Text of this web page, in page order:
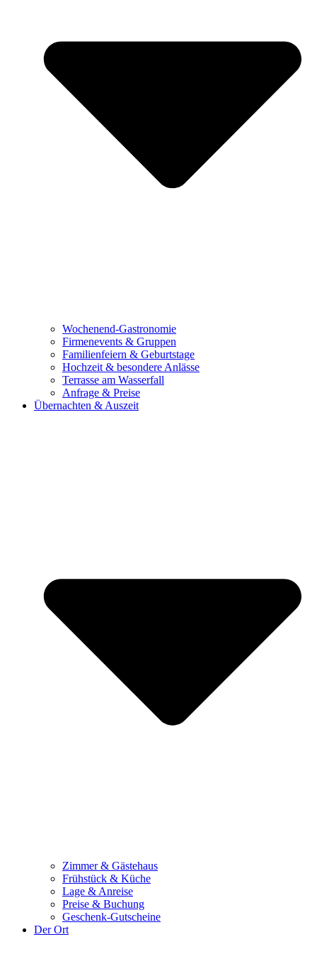
Wochenend-Gastronomie
Firmenevents & Gruppen
Familienfeiern & Geburtstage
Hochzeit & besondere Anlässe
Terrasse am Wasserfall
Anfrage & Preise
Übernachten & Auszeit
Zimmer & Gästehaus
Frühstück & Küche
Lage & Anreise
Preise & Buchung
Geschenk-Gutscheine
Der Ort